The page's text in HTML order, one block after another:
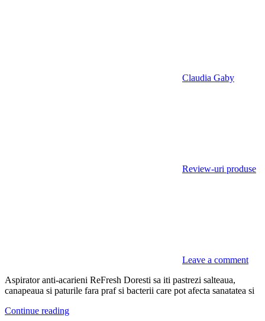
Claudia Gaby
Review-uri produse
Leave a comment
Aspirator anti-acarieni ReFresh Doresti sa iti pastrezi salteaua,
canapeaua si paturile fara praf si bacterii care pot afecta sanatatea si
Continue reading